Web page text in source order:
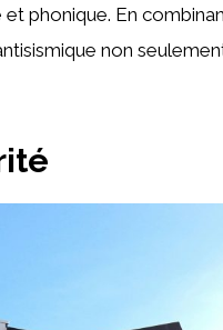
phonique. En
non